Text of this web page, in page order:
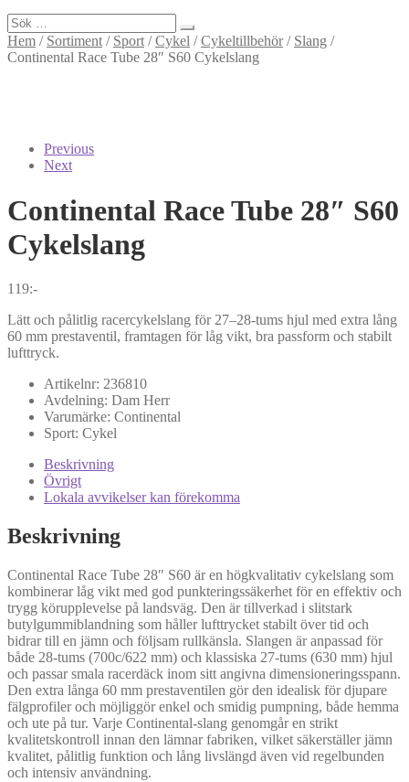
Sök
efter:
Hem / Sortiment / Sport /Cykel /Cykeltillbehör/ Slang /
Continental Race Tube 28″ S60 Cykelslang
Previous
Next
Continental Race Tube 28″ S60
Cykelslang
119:-
Lätt och pålitlig racercykelslang för 27–28-tums hjul med extra lång
60 mm prestaventil, framtagen för låg vikt, bra passform och stabilt
lufttryck.
Artikelnr: 236810
Avdelning: Dam Herr
Varumärke: Continental
Sport: Cykel
Beskrivning
Övrigt
Lokala avvikelser kan förekomma
Beskrivning
Continental Race Tube 28″ S60 är en högkvalitativ cykelslang som
kombinerar låg vikt med god punkteringssäkerhet för en effektiv och
trygg körupplevelse på landsväg. Den är tillverkad i slitstark
butylgummiblandning som håller lufttrycket stabilt över tid och
bidrar till en jämn och följsam rullkänsla. Slangen är anpassad för
både 28-tums (700c/622 mm) och klassiska 27-tums (630 mm) hjul
och passar smala racerdäck inom sitt angivna dimensioneringsspann.
Den extra långa 60 mm prestaventilen gör den idealisk för djupare
fälgprofiler och möjliggör enkel och smidig pumpning, både hemma
och ute på tur. Varje Continental-slang genomgår en strikt
kvalitetskontroll innan den lämnar fabriken, vilket säkerställer jämn
kvalitet, pålitlig funktion och lång livslängd även vid regelbunden
och intensiv användning.